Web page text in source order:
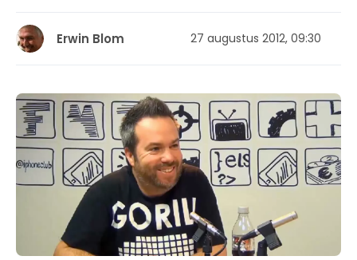
Erwin Blom 27 augustus 2012, 09:30